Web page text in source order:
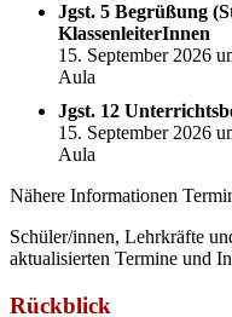
Jgst. 5 Begrüßung
KlassenleiterInnen
15. September 2026
Aula
Jgst. 12
15. September 2026
Aula
Nähere Informationen
Schüler/innen, Lehrkräfte
aktualisierten Termine und
Rückblick